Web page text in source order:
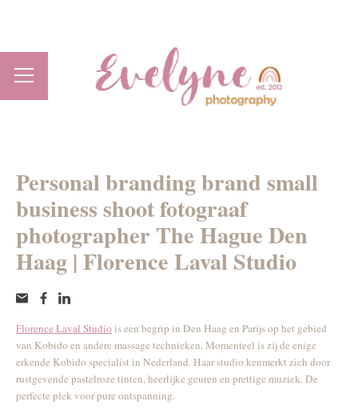
Personal branding brand small
business shoot fotograaf
photographer The Hague Den
Haag | Florence Laval Studio
Florence Laval Studio is een begrip in Den Haag en Parijs op het gebied
van Kobido en andere massage technieken. Momenteel is zij de enige
erkende Kobido specialist in Nederland. Haar studio kenmerkt zich door
rustgevende pastelroze tinten, heerlijke geuren en prettige muziek. De
perfecte plek voor pure ontspanning.